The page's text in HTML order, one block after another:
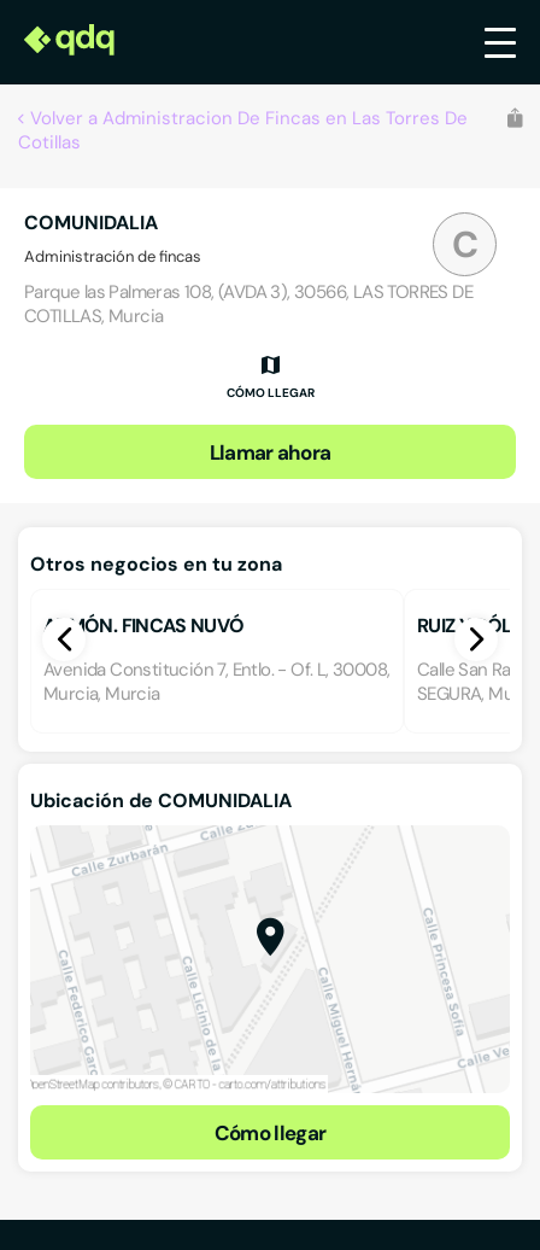
Volver a Administracion De Fincas en Las Torres De
Cotillas
C
COMUNIDALIA
Administración de fincas
Parque las Palmeras 108, (AVDA 3), 30566, LAS TORRES DE
COTILLAS, Murcia
CÓMO LLEGAR
Llamar ahora
Otros negocios en tu zona
ADMÓN. FINCAS NUVÓ
Avenida Constitución 7, Entlo. - Of. L, 30008,
Murcia, Murcia
RUIZ Y
Calle San
SEGURA,
Ubicación de COMUNIDALIA
Cómo llegar